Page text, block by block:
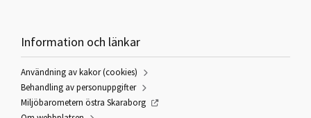
Information och länkar
Användning av kakor (cookies)
Behandling av personuppgifter
Miljöbarometern östra Skaraborg